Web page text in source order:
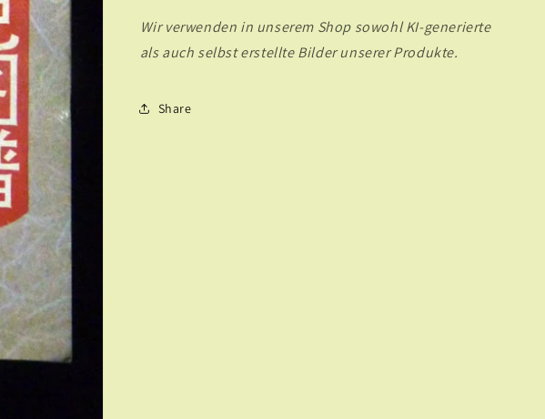
Wir verwenden in unserem Shop sowohl KI-generierte
als auch selbst erstellte Bilder unserer Produkte.
Share